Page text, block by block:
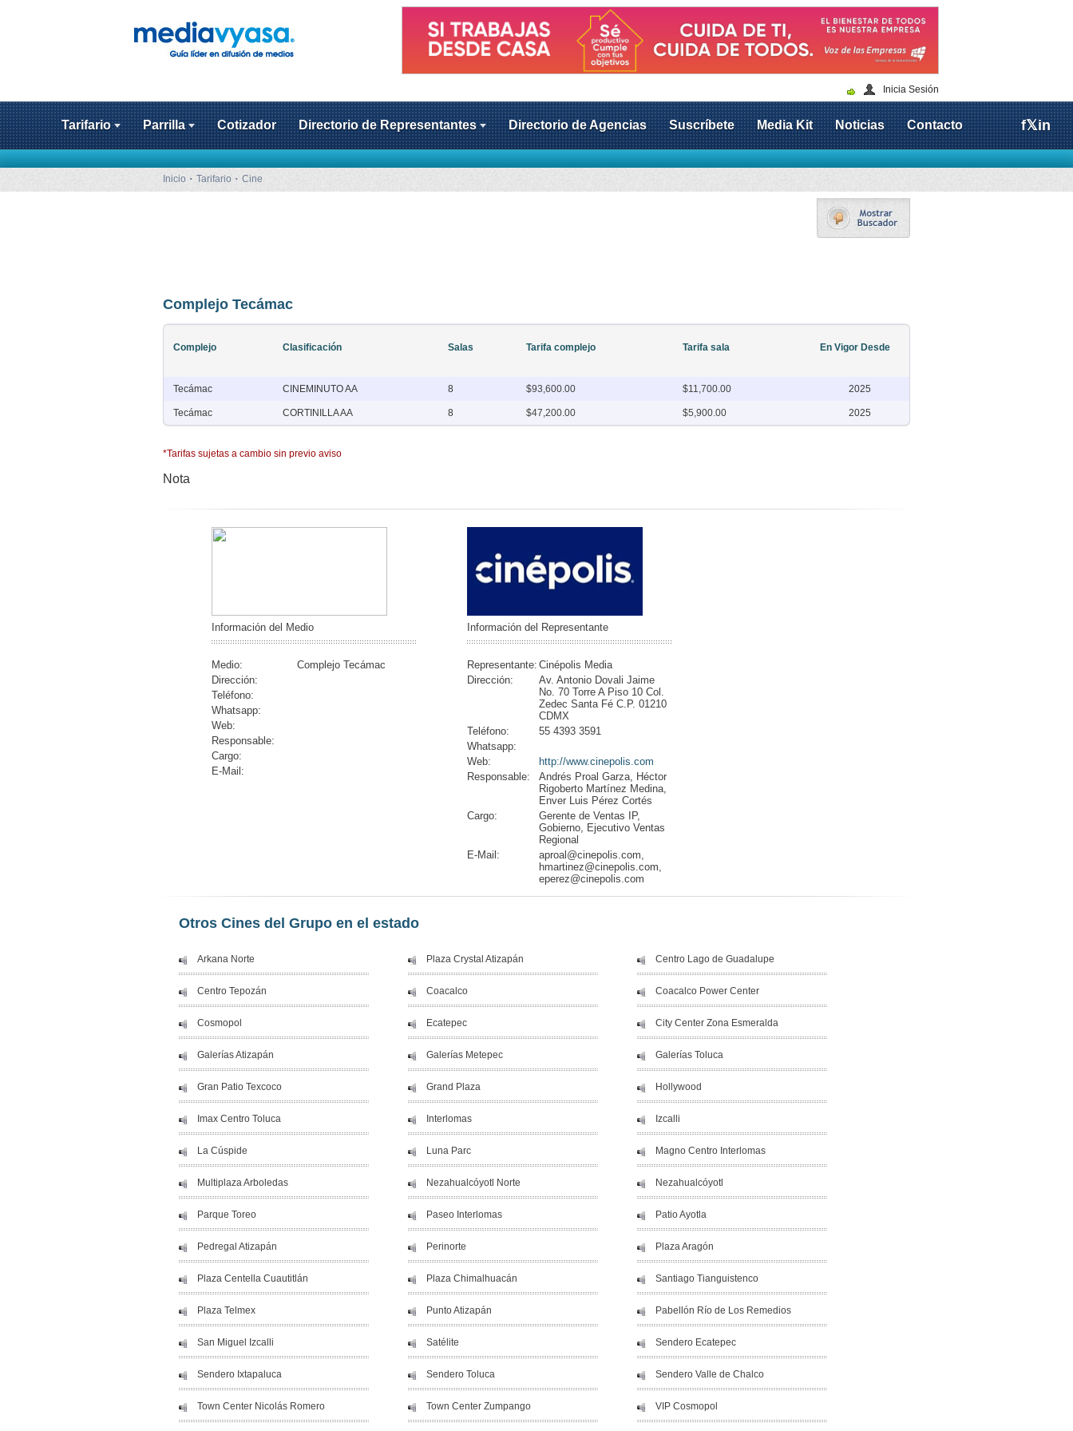
Inicia Sesión
Tarifario Parrilla Cotizador Directorio de Representantes Directorio de Agencias Suscríbete Media Kit Noticias Contacto f𝕏in
Inicio Tarifario Cine
Complejo Tecámac
Complejo Clasificación Salas Tarifa complejo Tarifa sala En Vigor Desde
Tecámac CINEMINUTO AA 8 $93,600.00 $11,700.00 2025
Tecámac CORTINILLA AA 8 $47,200.00 $5,900.00 2025
*Tarifas sujetas a cambio sin previo aviso
Nota
Información del Medio
Medio:
Complejo Tecámac
Dirección:
Teléfono:
Whatsapp:
Web:
Responsable:
Cargo:
E-Mail:
Información del Representante
Representante: Cinépolis Media
Dirección:
Av. Antonio Dovali Jaime
No. 70 Torre A Piso 10 Col.
Zedec Santa Fé C.P. 01210
CDMX
Teléfono:
55 4393 3591
Whatsapp:
Web:
http://www.cinepolis.com
Responsable:
Andrés Proal Garza, Héctor
Rigoberto Martínez Medina,
Enver Luis Pérez Cortés
Cargo:
Gerente de Ventas IP,
Gobierno, Ejecutivo Ventas
Regional
E-Mail:
aproal@cinepolis.com,
hmartinez@cinepolis.com,
eperez@cinepolis.com
Otros Cines del Grupo en el estado
Arkana Norte Plaza Crystal Atizapán Centro Lago de Guadalupe
Centro Tepozán Coacalco Coacalco Power Center
Cosmopol Ecatepec City Center Zona Esmeralda
Galerías Atizapán Galerías Metepec Galerías Toluca
Gran Patio Texcoco Grand Plaza Hollywood
Imax Centro Toluca Interlomas Izcalli
La Cúspide Luna Parc Magno Centro Interlomas
Multiplaza Arboledas Nezahualcóyotl Norte Nezahualcóyotl
Parque Toreo Paseo Interlomas Patio Ayotla
Pedregal Atizapán Perinorte Plaza Aragón
Plaza Centella Cuautitlán Plaza Chimalhuacán Santiago Tianguistenco
Plaza Telmex Punto Atizapán Pabellón Río de Los Remedios
San Miguel Izcalli Satélite Sendero Ecatepec
Sendero Ixtapaluca Sendero Toluca Sendero Valle de Chalco
Town Center Nicolás Romero Town Center Zumpango VIP Cosmopol